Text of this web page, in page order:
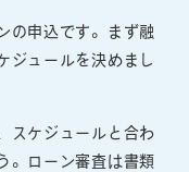
の申込です。まず融
ジュールを決めまし
スケジュールと合わ
。ローン審査は書類